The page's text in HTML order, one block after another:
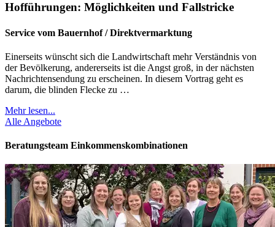
Hofführungen: Möglichkeiten und Fallstricke
Service vom Bauernhof / Direktvermarktung
Einerseits wünscht sich die Landwirtschaft mehr Verständnis von
der Bevölkerung, andererseits ist die Angst groß, in der nächsten
Nachrichtensendung zu erscheinen. In diesem Vortrag geht es
darum, die blinden Flecke zu …
Mehr lesen...
Alle Angebote
Beratungsteam Einkommenskombinationen